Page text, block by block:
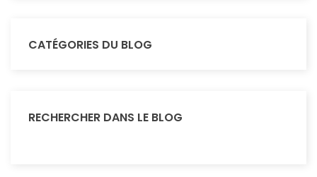
CATÉGORIES DU BLOG
RECHERCHER DANS LE BLOG